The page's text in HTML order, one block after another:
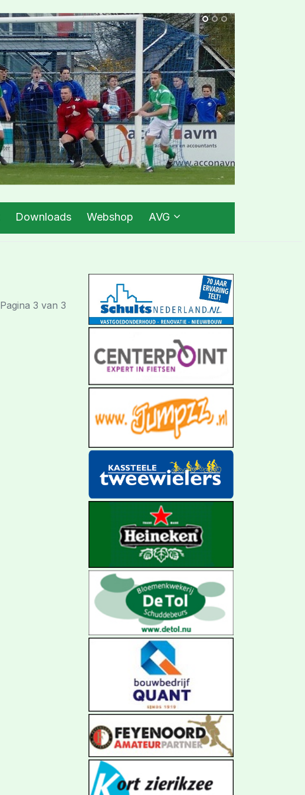
Downloads Webshop AVG
Pagina 3 van 3